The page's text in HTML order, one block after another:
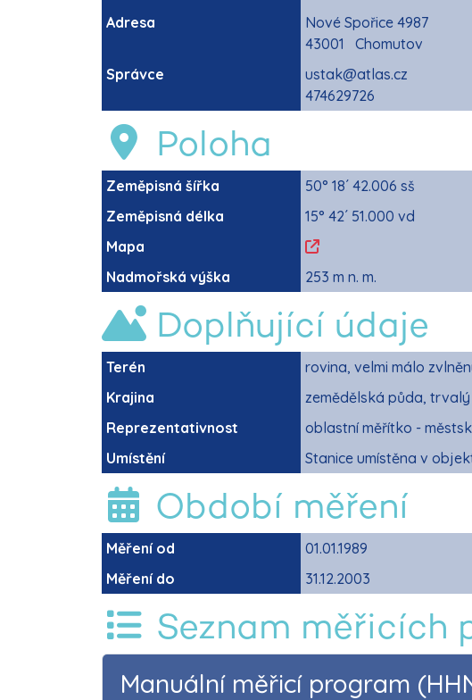
Adresa
Nové Spořice 4987
43001 Chomutov
Správce
ustak@atlas.cz
474629726
Poloha
Zeměpisná šířka
50° 18´ 42.006 sš
Zeměpisná délka
15° 42´ 51.000 vd
Mapa
Nadmořská výška
253 m n. m.
Doplňující údaje
Terén
rovina, velmi málo
Krajina
zemědělská půda,
Reprezentativnost
oblastní měřítko -
Umístění
Stanice umístěna v
Období měření
Měření od
01.01.1989
Měření do
31.12.2003
Seznam měřicích
Manuální měřicí program